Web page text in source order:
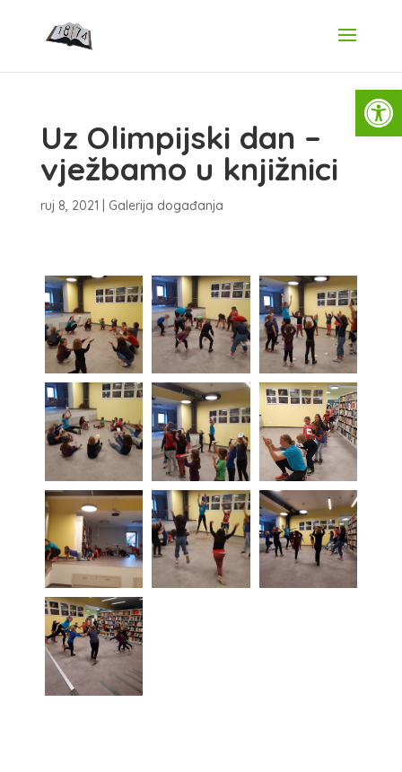
Uz Olimpijski dan –
vježbamo u knjižnici
ruj 8, 2021 Galerija događanja